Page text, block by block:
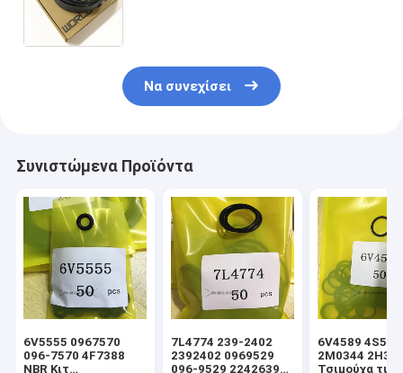
Να συνεχίσει
Συνιστώμενα Προϊόντα
6V5555 0967570
096-7570 4F7388
NBR Κιτ
7L4774 239-2402
2392402 0969529
096-9529 2242639
6V4589
2M0344
Τσιμούχα